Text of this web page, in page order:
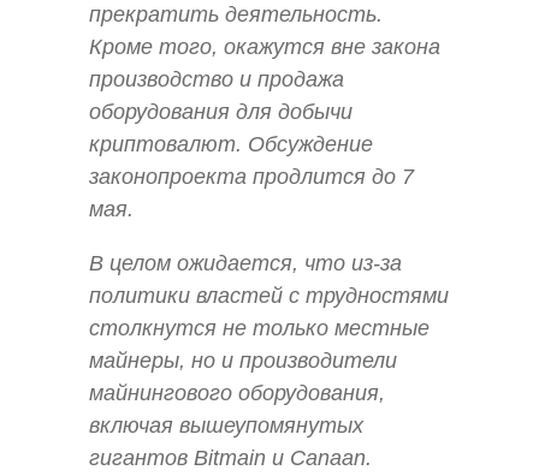
прекратить деятельность.
Кроме того, окажутся вне закона
производство и продажа
оборудования для добычи
криптовалют. Обсуждение
законопроекта продлится до 7
мая.
В целом ожидается, что из-за
политики властей с трудностями
столкнутся не только местные
майнеры, но и производители
майнингового оборудования,
включая вышеупомянутых
гигантов Bitmain и Canaan.